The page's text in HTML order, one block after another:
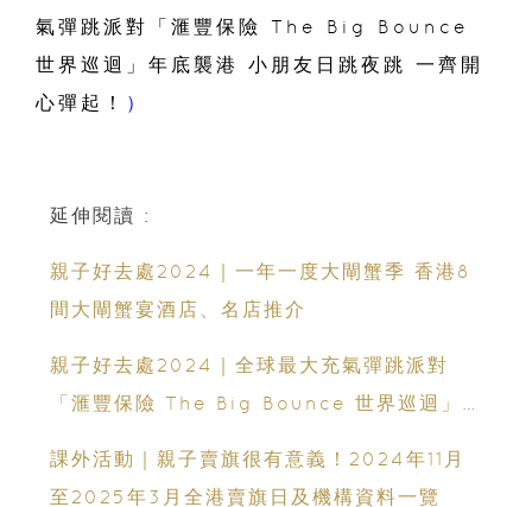
氣彈跳派對「滙豐保險 The Big Bounce
世界巡迴」年底襲港 小朋友日跳夜跳 一齊開
心彈起！
）
延伸閱讀 :
親子好去處2024｜一年一度大閘蟹季 香港8
間大閘蟹宴酒店、名店推介
親子好去處2024｜全球最大充氣彈跳派對
「滙豐保險 The Big Bounce 世界巡迴」
課外活動｜親子賣旗很有意義！2024年11月
至2025年3月全港賣旗日及機構資料一覽